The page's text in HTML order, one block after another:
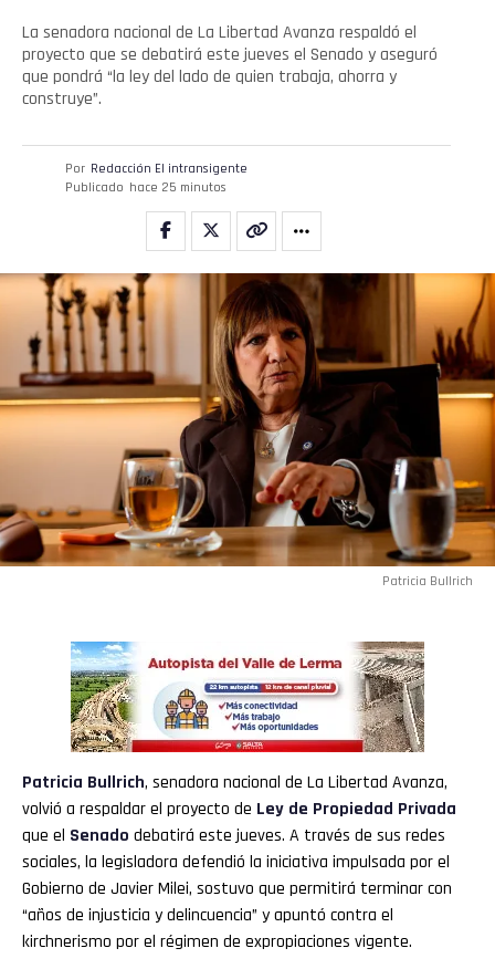
La senadora nacional de La Libertad Avanza respaldó el
proyecto que se debatirá este jueves el Senado y aseguró
que pondrá “la ley del lado de quien trabaja, ahorra y
construye”.
Por Redacción El intransigente
Publicado hace 25 minutos
Patricia Bullrich
Patricia Bullrich, senadora nacional de La Libertad Avanza,
volvió a respaldar el proyecto de Ley de Propiedad Privada
que el Senado debatirá este jueves. A través de sus redes
sociales, la legisladora defendió la iniciativa impulsada por el
Gobierno de Javier Milei, sostuvo que permitirá terminar con
“años de injusticia y delincuencia” y apuntó contra el
kirchnerismo por el régimen de expropiaciones vigente.